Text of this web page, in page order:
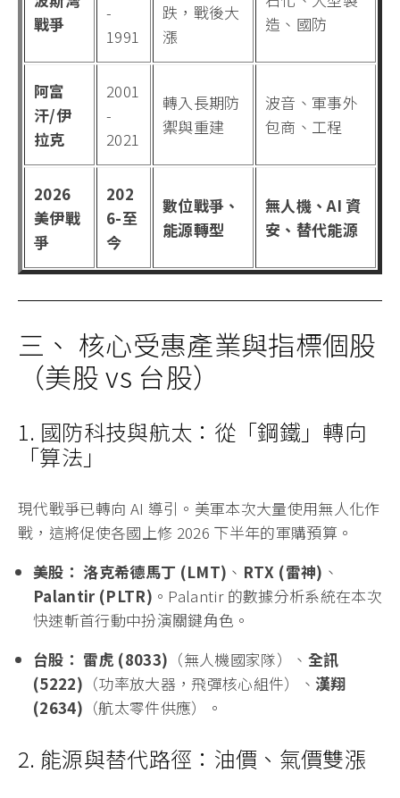
戰爭
-
1991
跌，戰後大
漲
造、國防
阿富
汗/伊
拉克
2001
-
2021
轉入長期防
禦與重建
波音、軍事外
包商、工程
2026
美伊戰
爭
202
6-至
今
數位戰爭、
能源轉型
無人機、AI 資
安、替代能源
三、 核心受惠產業與指標個股
（美股 vs 台股）
1. 國防科技與航太：從「鋼鐵」轉向
「算法」
現代戰爭已轉向 AI 導引。美軍本次大量使用無人化作
戰，這將促使各國上修 2026 下半年的軍購預算。
美股： 洛克希德馬丁 (LMT) 、 RTX (雷神) 、
Palantir (PLTR) 。Palantir 的數據分析系統在本次
快速斬首行動中扮演關鍵角色。
台股： 雷虎 (8033) （無人機國家隊）、 全訊
(5222) （功率放大器，飛彈核心組件）、漢翔
(2634) （航太零件供應）。
2. 能源與替代路徑：油價、氣價雙漲